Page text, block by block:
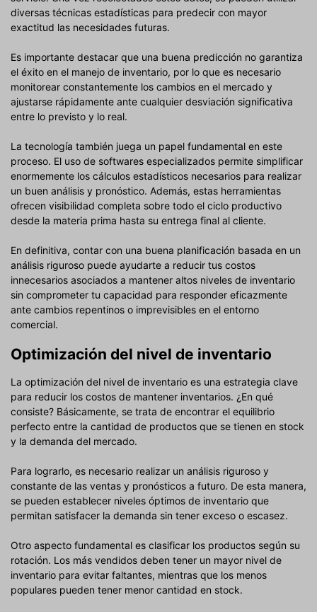
diversas técnicas estadísticas para predecir con mayor
exactitud las necesidades futuras.
Es importante destacar que una buena predicción no garantiza
el éxito en el manejo de inventario, por lo que es necesario
monitorear constantemente los cambios en el mercado y
ajustarse rápidamente ante cualquier desviación significativa
entre lo previsto y lo real.
La tecnología también juega un papel fundamental en este
proceso. El uso de softwares especializados permite simplificar
enormemente los cálculos estadísticos necesarios para realizar
un buen análisis y pronóstico. Además, estas herramientas
ofrecen visibilidad completa sobre todo el ciclo productivo
desde la materia prima hasta su entrega final al cliente.
En definitiva, contar con una buena planificación basada en un
análisis riguroso puede ayudarte a reducir tus costos
innecesarios asociados a mantener altos niveles de inventario
sin comprometer tu capacidad para responder eficazmente
ante cambios repentinos o imprevisibles en el entorno
comercial.
Optimización del nivel de inventario
La optimización del nivel de inventario es una estrategia clave
para reducir los costos de mantener inventarios. ¿En qué
consiste? Básicamente, se trata de encontrar el equilibrio
perfecto entre la cantidad de productos que se tienen en stock
y la demanda del mercado.
Para lograrlo, es necesario realizar un análisis riguroso y
constante de las ventas y pronósticos a futuro. De esta manera,
se pueden establecer niveles óptimos de inventario que
permitan satisfacer la demanda sin tener exceso o escasez.
Otro aspecto fundamental es clasificar los productos según su
rotación. Los más vendidos deben tener un mayor nivel de
inventario para evitar faltantes, mientras que los menos
populares pueden tener menor cantidad en stock.